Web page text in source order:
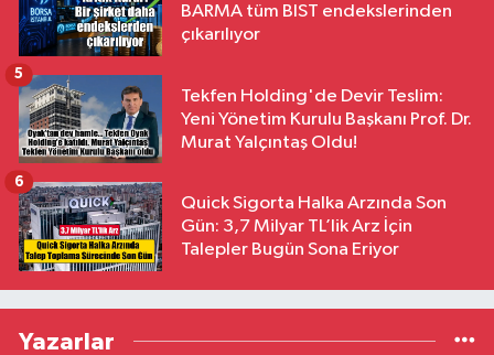
BARMA tüm BIST endekslerinden
çıkarılıyor
Tekfen Holding'de Devir Teslim:
Yeni Yönetim Kurulu Başkanı Prof. Dr.
Murat Yalçıntaş Oldu!
5
Quick Sigorta Halka Arzında Son
Gün: 3,7 Milyar TL’lik Arz İçin
Talepler Bugün Sona Eriyor
6
Yazarlar